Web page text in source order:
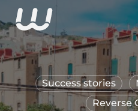
Skip
to
main
content
Success stories
Reverse